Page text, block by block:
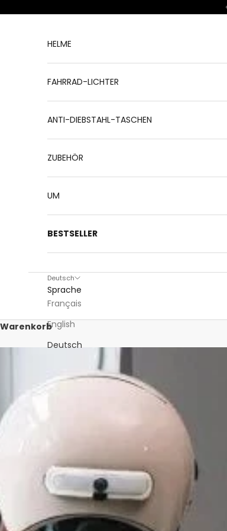
HELME
FAHRRAD-LICHTER
ANTI-DIEBSTAHL-TASCHEN
ZUBEHÖR
UM
BESTSELLER
Deutsch
Sprache
Français
English
Deutsch
Warenkorb